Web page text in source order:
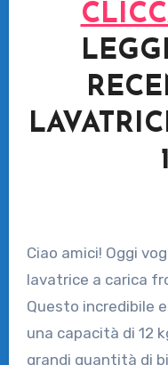
Ciao amici! Oggi
lavatrice a carica
Questo incredibile
una capacità di 12
grandi quantità di